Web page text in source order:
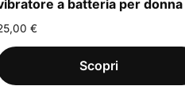
a batteria per donna
€